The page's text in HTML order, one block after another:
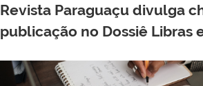
Revista Paraguaçu divulga
publicação no Dossiê Libras